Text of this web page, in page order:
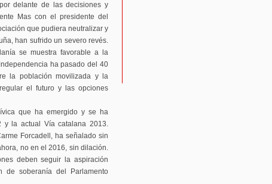
delante de las decisiones y
Mas con el presidente del
que pudiera neutralizar y
han sufrido un severo revés.
se muestra favorable a la
ha pasado del 40
la población movilizada y la
el futuro y las opciones
que ha emergido y se ha
y la actual Vía catalana 2013.
Forcadell, ha señalado sin
no en el 2016, sin dilación.
deben seguir la aspiración
de soberanía del Parlamento